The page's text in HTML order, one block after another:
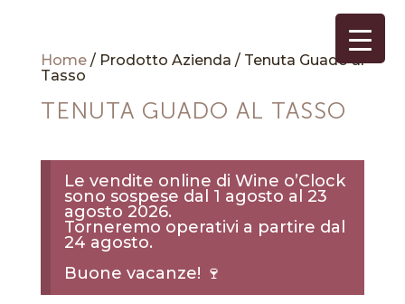
Home/ Prodotto Azienda / Tenuta Guado al
Tasso
TENUTA GUADO AL TASSO
Le vendite online di Wine o’Clock
sono sospese dal 1 agosto al 23
agosto 2026.
Torneremo operativi a partire dal
24 agosto.
Buone vacanze! 🍷